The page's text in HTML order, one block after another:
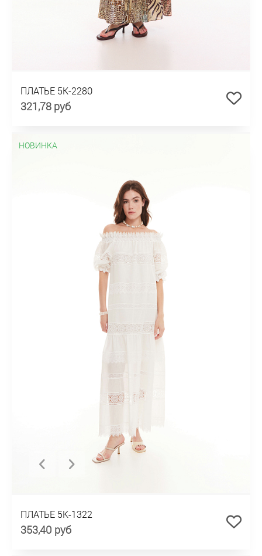
ПЛАТЬЕ 5К-2280
321,78 руб
НОВИНКА
ПЛАТЬЕ 5К-1322
353,40 руб